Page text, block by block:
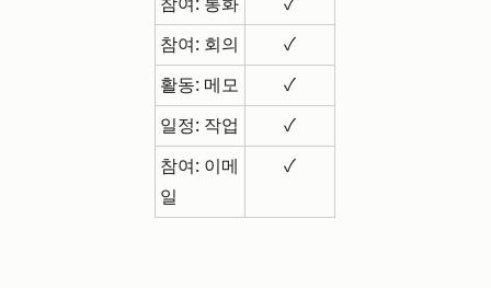
참여: 회의
✓
활동: 메모
✓
일정: 작업
✓
참여: 이메
일
✓